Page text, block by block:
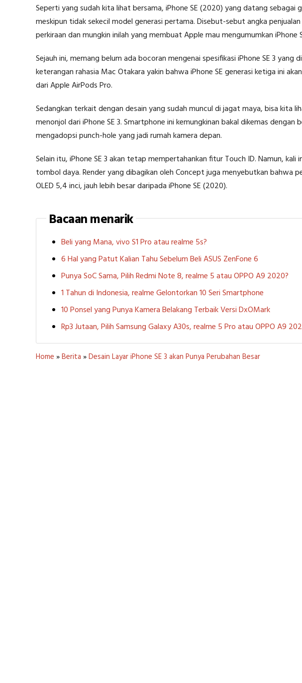
Seperti yang sudah kita lihat bersama, iPhone SE (2020) yang datang sebagai
meskipun tidak sekecil model generasi pertama. Disebut-sebut angka
perkiraan dan mungkin inilah yang membuat Apple mau mengumumkan iPhone
Sejauh ini, memang belum ada bocoran mengenai spesifikasi iPhone SE 3 yang
keterangan rahasia Mac Otakara yakin bahwa iPhone SE generasi ketiga ini
dari Apple AirPods Pro.
Sedangkan terkait dengan desain yang sudah muncul di jagat maya, bisa kita
menonjol dari iPhone SE 3. Smartphone ini kemungkinan bakal dikemas
mengadopsi punch-hole yang jadi rumah kamera depan.
Selain itu, iPhone SE 3 akan tetap mempertahankan fitur Touch ID. Namun,
tombol daya. Render yang dibagikan oleh Concept juga menyebutkan bahwa
OLED 5,4 inci, jauh lebih besar daripada iPhone SE (2020).
Bacaan menarik
Beli yang Mana, vivo S1 Pro atau realme 5s?
6 Hal yang Patut Kalian Tahu Sebelum Beli ASUS ZenFone 6
Punya SoC Sama, Pilih Redmi Note 8, realme 5 atau OPPO A9 2020?
1 Tahun di Indonesia, realme Gelontorkan 10 Seri Smartphone
10 Ponsel yang Punya Kamera Belakang Terbaik Versi DxOMark
Rp3 Jutaan, Pilih Samsung Galaxy A30s, realme 5 Pro atau OPPO A9
Home »Berita »Desain Layar iPhone SE 3 akan Punya Perubahan Besar